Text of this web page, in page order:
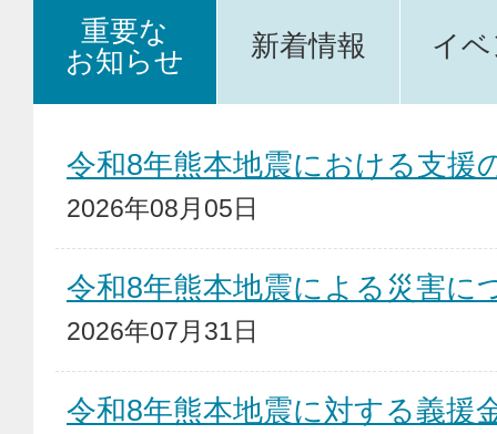
重要な
お知らせ
新着情報 イ
重
要
な
お
知
令和8年熊本地震における支援
2026年08月05日
令和8年熊本地震による災害に
2026年07月31日
令和8年熊本地震に対する義援